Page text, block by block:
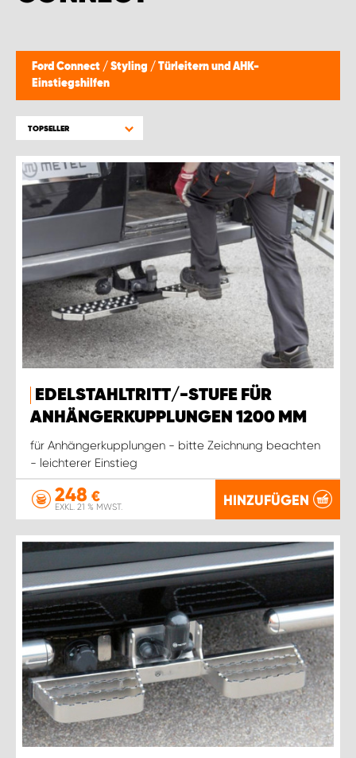
Ford Connect / Styling / Türleitern und AHK-
Einstiegshilfen
TOPSELLER
EDELSTAHLTRITT/-STUFE FÜR
ANHÄNGERKUPPLUNGEN 1200 MM
für Anhängerkupplungen - bitte Zeichnung beachten
- leichterer Einstieg
248 €
EXKL. 21 % MWST. HINZUFÜGEN
WORK SYSTEM BRÜSSEL
WORK SYSTEM LIMBURG-KEMPEN
WORK SYSTEM WORK SYSTEM BRÜGGE